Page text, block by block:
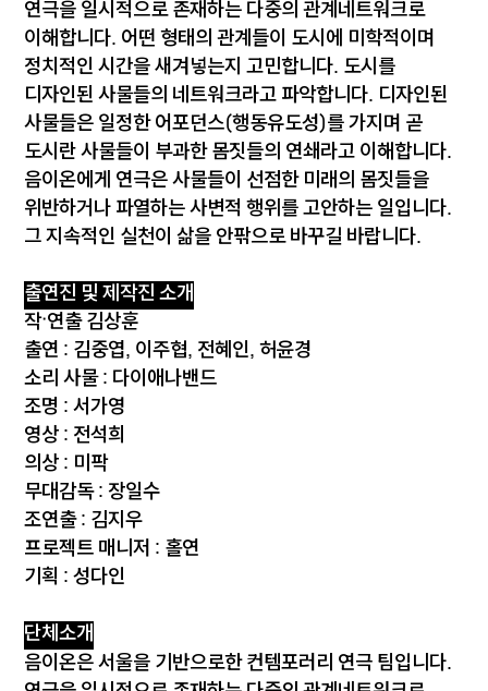
연극을 일시적으로 존재하는 다중의 관계네트워크로
이해합니다. 어떤 형태의 관계들이 도시에 미학적이며
정치적인 시간을 새겨넣는지 고민합니다. 도시를
디자인된 사물들의 네트워크라고 파악합니다. 디자인된
사물들은 일정한 어포던스(행동유도성)를 가지며 곧
도시란 사물들이 부과한 몸짓들의 연쇄라고 이해합니다.
음이온에게 연극은 사물들이 선점한 미래의 몸짓들을
위반하거나 파열하는 사변적 행위를 고안하는 일입니다.
그 지속적인 실천이 삶을 안팎으로 바꾸길 바랍니다.
출연진 및 제작진 소개
작·연출 김상훈
출연 : 김중엽, 이주협, 전혜인, 허윤경
소리 사물 : 다이애나밴드
조명 : 서가영
영상 : 전석희
의상 : 미팍
무대감독 : 장일수
조연출 : 김지우
프로젝트 매니저 : 홀연
기획 : 성다인
단체소개
음이온은 서울을 기반으로한 컨템포러리 연극 팀입니다.